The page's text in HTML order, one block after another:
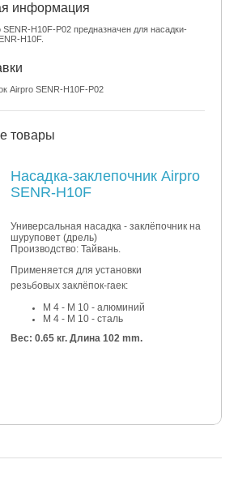
информация
H10F-P02 предназначен для насадки-
H10F.
Airpro SENR-H10F-P02
товары
Насадка-заклепочник Airpro
SENR-H10F
Универсальная насадка - заклёпочник на
шуруповет (дрель)
Производство: Тайвань.
Применяется для установки
резьбовых заклёпок-гаек:
M 4 - M 10 - алюминий
M 4 - M 10 - сталь
Вес: 0.65 кг. Длина 102 mm.